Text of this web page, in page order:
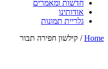
חדשות ומאמרים
אודותינו
גלריית תמונות
Home/ קילשון חפירה תבור